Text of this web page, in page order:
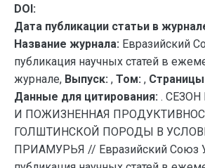
DOI:
Дата публикации статьи в
Название журнала: Евразийский
публикация научных статей в
журнале, Выпуск: , Том: ,
Данные для цитирования: .
И ПОЖИЗНЕННАЯ
ГОЛШТИНСКОЙ ПОРОДЫ В
ПРИАМУРЬЯ // Евразийский Союз